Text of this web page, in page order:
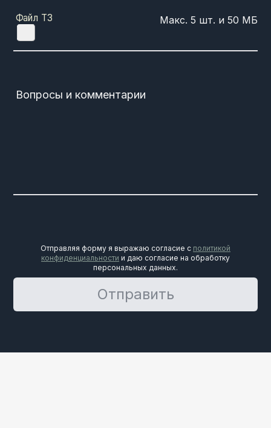
Файл ТЗ
Вопросы и комментарии
Отправляя форму я выражаю согласие с политикой
конфиденциальности и даю согласие на обработку
персональных данных.
Отправить